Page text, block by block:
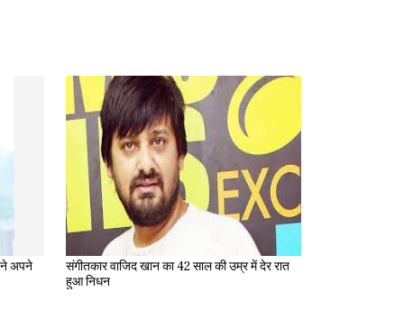
संगीतकार वाजिद खान का 42 साल की उम्र में देर रात
हुआ निधन